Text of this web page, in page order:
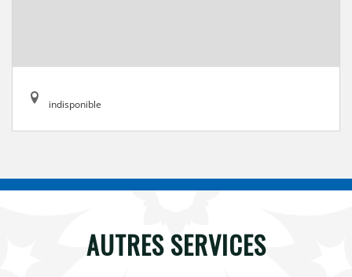
indisponible
AUTRES SERVICES